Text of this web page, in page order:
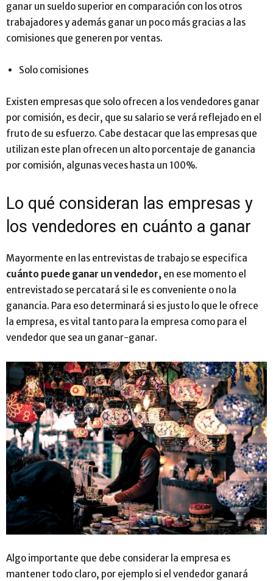
ganar un sueldo superior en comparación con los otros
trabajadores y además ganar un poco más gracias a las
comisiones que generen por ventas.
Solo comisiones
Existen empresas que solo ofrecen a los vendedores ganar
por comisión, es decir, que su salario se verá reflejado en el
fruto de su esfuerzo. Cabe destacar que las empresas que
utilizan este plan ofrecen un alto porcentaje de ganancia
por comisión, algunas veces hasta un 100%.
Lo qué consideran las empresas y
los vendedores en cuánto a ganar
Mayormente en las entrevistas de trabajo se especifica
cuánto puede ganar un vendedor, en ese momento el
entrevistado se percatará si le es conveniente o no la
ganancia. Para eso determinará si es justo lo que le ofrece
la empresa, es vital tanto para la empresa como para el
vendedor que sea un ganar-ganar.
Algo importante que debe considerar la empresa es
mantener todo claro, por ejemplo si el vendedor ganará